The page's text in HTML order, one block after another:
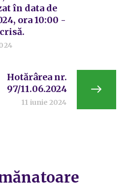
în data de
ora 10:00 -
Hotărârea nr.
97/11.06.2024
11 iunie 2024